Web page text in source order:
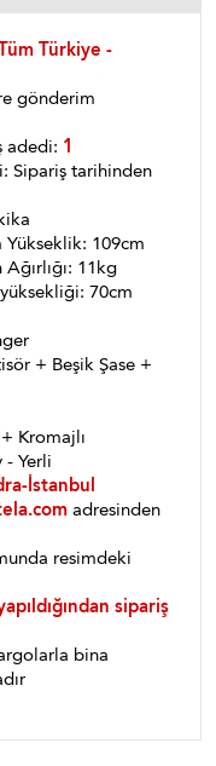
Türkiye -
gönderim
adedi: 1
Sipariş tarihinden
109cm
11kg
70cm
+ Beşik Şase +
Kromajlı
- Yerli
İstanbul
adresinden
resimdeki
sipariş
bina